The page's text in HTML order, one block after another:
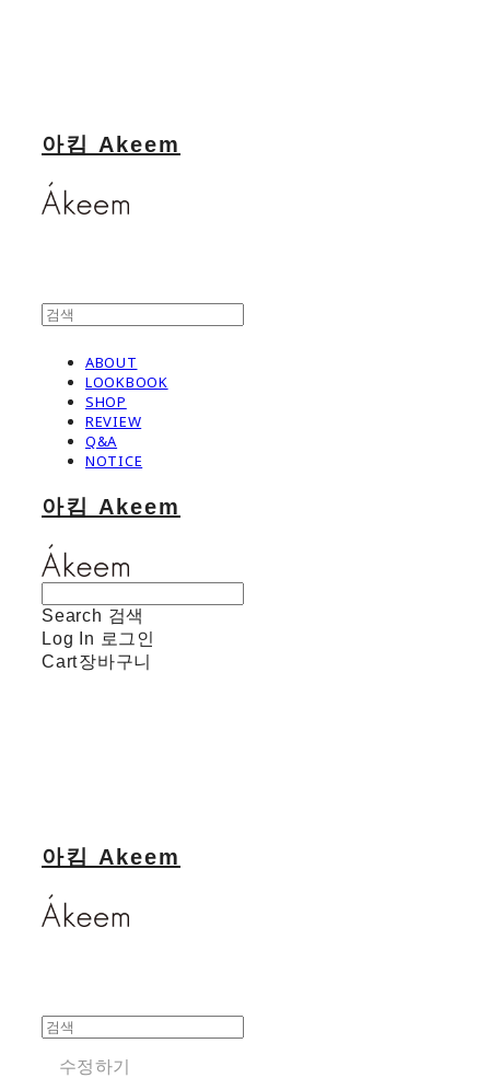
아킴 Akeem
ABOUT
LOOKBOOK
SHOP
REVIEW
Q&A
NOTICE
아킴 Akeem
Search 검색
Log In 로그인
Cart장바구니
아킴 Akeem
수정하기